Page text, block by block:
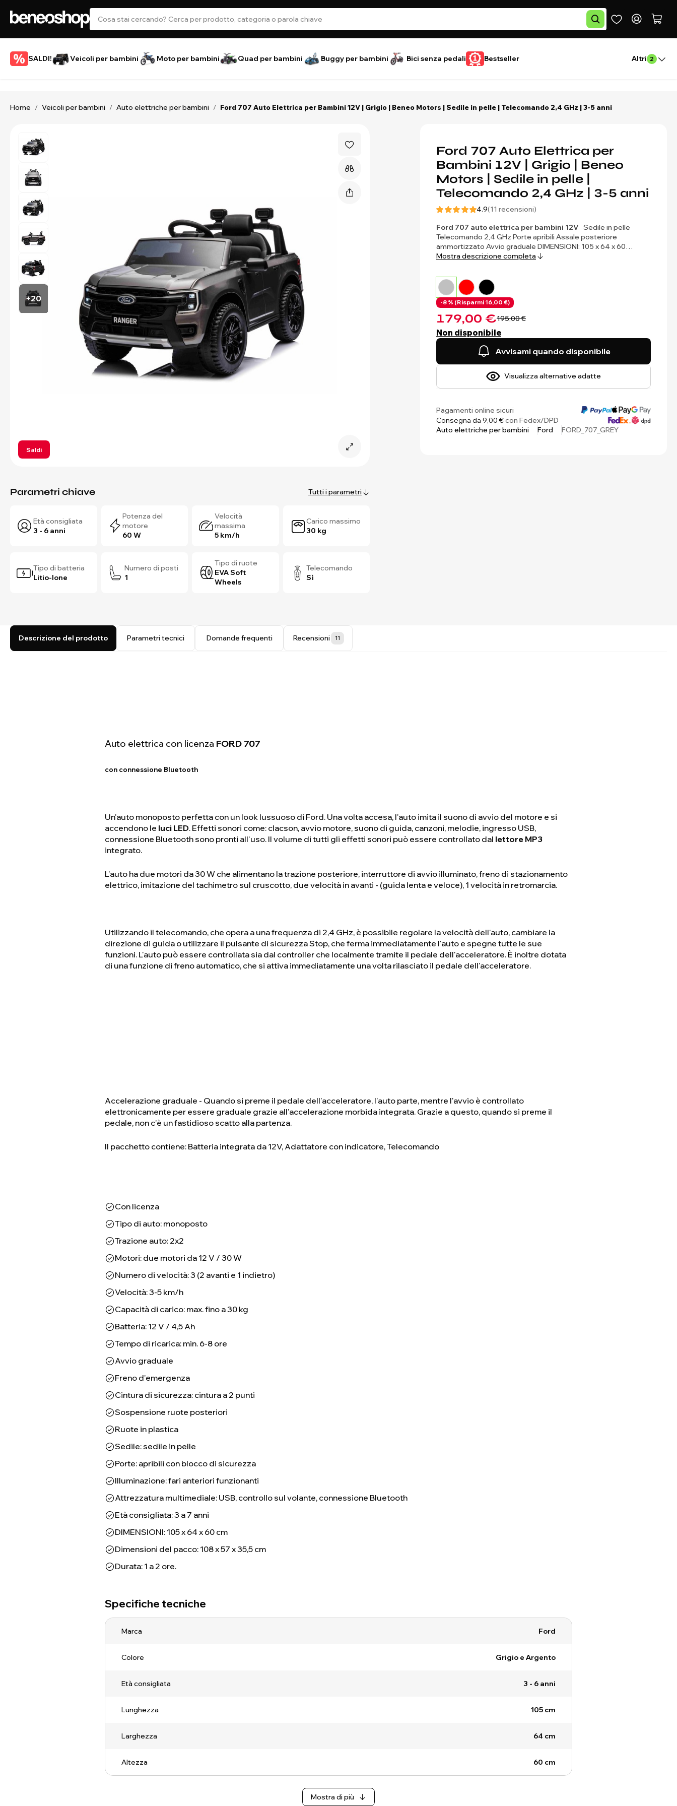
SALDI! Veicoli per bambini Moto per bambini Quad per bambini Buggy per bambini Bici senza pedali Bestseller Altri 2
Home / Veicoli per bambini / Auto elettriche per bambini / Ford 707 Auto Elettrica per Bambini 12V | Grigio | Beneo Motors | Sedile in pelle | Telecomando 2,4 GHz | 3-5 anni
Saldi
+20
Parametri chiave Tutti i parametri
Età consigliata
3 - 6 anni
Potenza del
motore
60 W
Velocità
massima
5 km/h
Carico massimo
30 kg
Tipo di batteria
Litio-Ione
Numero di posti
1
Tipo di ruote
EVA Soft
Wheels
Telecomando
Sì
Ford 707 Auto Elettrica per
Bambini 12V | Grigio | Beneo
Motors | Sedile in pelle |
Telecomando 2,4 GHz | 3-5 anni
4.9(11 recensioni)
Ford 707 auto elettrica per bambini 12V Sedile in pelle
Telecomando 2,4 GHz Porte apribili Assale posteriore
ammortizzato Avvio graduale DIMENSIONI: 105 x 64 x 60…
Mostra descrizione completa
-8 % (Risparmi 16,00 €)
179,00 €195,00 €
Non disponibile
Avvisami quando disponibile
Visualizza alternative adatte
Pagamenti online sicuri
Consegna da 9,00 €con Fedex/DPD
Auto elettriche per bambini
Ford FORD_707_GREY
Descrizione del prodotto Parametri tecnici Domande frequenti Recensioni 11
Auto elettrica con licenza FORD 707
con connessione Bluetooth
Un'auto monoposto perfetta con un look lussuoso di Ford. Una volta accesa, l'auto imita il suono di avvio del motore e si
accendono le luci LED. Effetti sonori come: clacson, avvio motore, suono di guida, canzoni, melodie, ingresso USB,
connessione Bluetooth sono pronti all'uso. Il volume di tutti gli effetti sonori può essere controllato dal lettore MP3
integrato.
L'auto ha due motori da 30 W che alimentano la trazione posteriore, interruttore di avvio illuminato, freno di stazionamento
elettrico, imitazione del tachimetro sul cruscotto, due velocità in avanti - (guida lenta e veloce), 1 velocità in retromarcia.
Utilizzando il telecomando, che opera a una frequenza di 2,4 GHz, è possibile regolare la velocità dell'auto, cambiare la
direzione di guida o utilizzare il pulsante di sicurezza Stop, che ferma immediatamente l'auto e spegne tutte le sue
funzioni. L'auto può essere controllata sia dal controller che localmente tramite il pedale dell'acceleratore. È inoltre dotata
di una funzione di freno automatico, che si attiva immediatamente una volta rilasciato il pedale dell'acceleratore.
Accelerazione graduale - Quando si preme il pedale dell'acceleratore, l'auto parte, mentre l'avvio è controllato
elettronicamente per essere graduale grazie all'accelerazione morbida integrata. Grazie a questo, quando si preme il
pedale, non c'è un fastidioso scatto alla partenza.
Il pacchetto contiene: Batteria integrata da 12V, Adattatore con indicatore, Telecomando
Con licenza
Tipo di auto: monoposto
Trazione auto: 2x2
Motori: due motori da 12 V / 30 W
Numero di velocità: 3 (2 avanti e 1 indietro)
Velocità: 3-5 km/h
Capacità di carico: max. fino a 30 kg
Batteria: 12 V / 4,5 Ah
Tempo di ricarica: min. 6-8 ore
Avvio graduale
Freno d'emergenza
Cintura di sicurezza: cintura a 2 punti
Sospensione ruote posteriori
Ruote in plastica
Sedile: sedile in pelle
Porte: apribili con blocco di sicurezza
Illuminazione: fari anteriori funzionanti
Attrezzatura multimediale: USB, controllo sul volante, connessione Bluetooth
Età consigliata: 3 a 7 anni
DIMENSIONI: 105 x 64 x 60 cm
Dimensioni del pacco: 108 x 57 x 35,5 cm
Durata: 1 a 2 ore.
Specifiche tecniche
Marca Ford
Colore Grigio e Argento
Età consigliata 3 - 6 anni
Lunghezza 105 cm
Larghezza 64 cm
Altezza 60 cm
Mostra di più